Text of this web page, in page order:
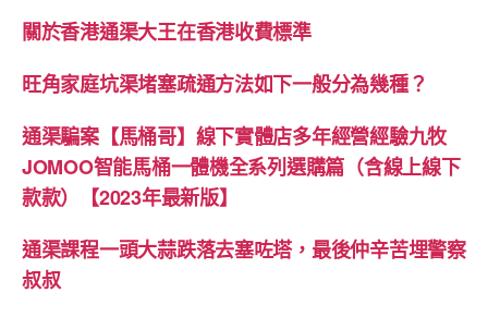
關於香港通渠大王在香港收費標準
旺角家庭坑渠堵塞疏通方法如下一般分為幾種？
通渠騙案【馬桶哥】線下實體店多年經營經驗九牧
JOMOO智能馬桶一體機全系列選購篇（含線上線下
款款）【2023年最新版】
通渠課程一頭大蒜跌落去塞咗塔，最後仲辛苦埋警察
叔叔